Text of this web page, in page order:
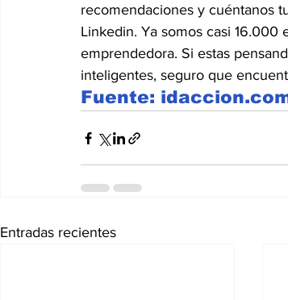
recomendaciones y cuéntanos
Linkedin. Ya somos casi
emprendedora. Si estas
inteligentes, seguro que
Fuente:
Entradas recientes